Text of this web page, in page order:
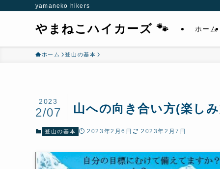
yamaneko hikers
やまねこハイカーズ 🐾 ホーム
ホーム 登山の基本
山への向き合い方(楽し
2023
2/07
登山の基本 2023年2月6日 2023年2月7日